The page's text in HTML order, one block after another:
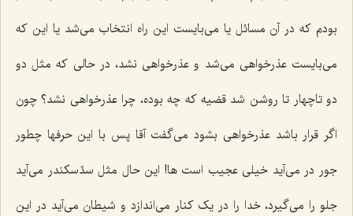
بودم که در آن مسائل یا می‌بایست این راه انتخاب می‌شد یا این که
می‌بایست عذرخواهی می‌شد و عذرخواهی نشد، در حالی که مثل دو
دو تاچهار تا روشن شد قضیه که چه بوده، چرا عذرخواهی نشد؟ چون
اگر قرار باشد عذرخواهی بشود می‌گفت آقا پس با این حرفها چطور
جور در می‌آید خیلی عجیب است ها! این حال مثل سدّسکندر می‌آید
جلو را می‌گیرد، خدا را در یک کنار می‌اندازد و شیطان می‌آید در این